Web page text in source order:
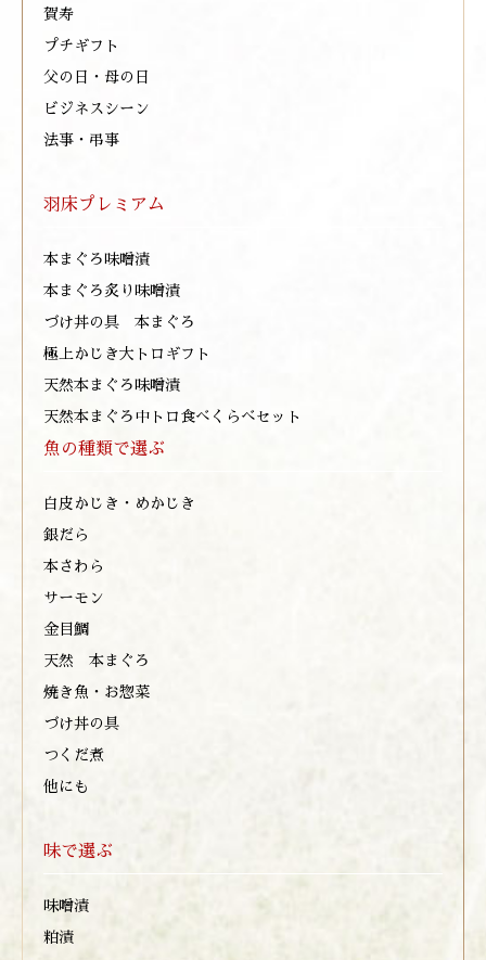
賀寿
プチギフト
父の日・母の日
ビジネスシーン
法事・弔事
羽床プレミアム
本まぐろ味噌漬
本まぐろ炙り味噌漬
づけ丼の具 本まぐろ
極上かじき大トロギフト
天然本まぐろ味噌漬
天然本まぐろ中トロ食べくらべセット
魚の種類で選ぶ
白皮かじき・めかじき
銀だら
本さわら
サーモン
金目鯛
天然 本まぐろ
焼き魚・お惣菜
づけ丼の具
つくだ煮
他にも
味で選ぶ
味噌漬
粕漬